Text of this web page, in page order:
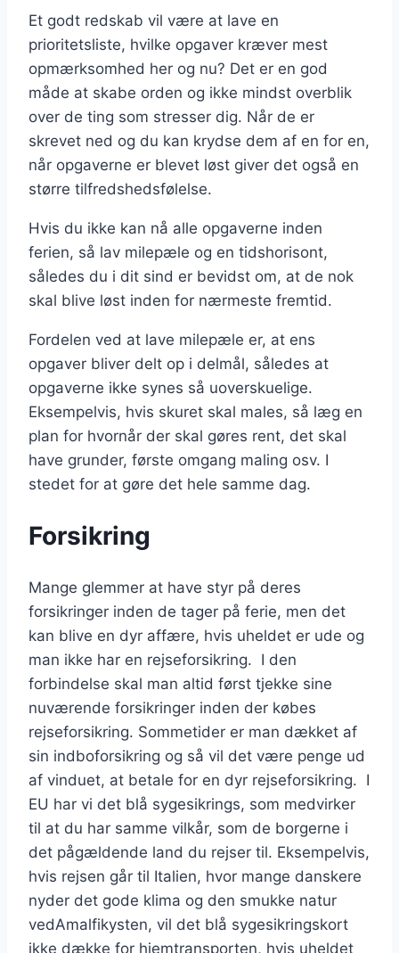
Et godt redskab vil være at lave en
prioritetsliste, hvilke opgaver kræver mest
opmærksomhed her og nu? Det er en god
måde at skabe orden og ikke mindst overblik
over de ting som stresser dig. Når de er
skrevet ned og du kan krydse dem af en for en,
når opgaverne er blevet løst giver det også en
større tilfredshedsfølelse.
Hvis du ikke kan nå alle opgaverne inden
ferien, så lav milepæle og en tidshorisont,
således du i dit sind er bevidst om, at de nok
skal blive løst inden for nærmeste fremtid.
Fordelen ved at lave milepæle er, at ens
opgaver bliver delt op i delmål, således at
opgaverne ikke synes så uoverskuelige.
Eksempelvis, hvis skuret skal males, så læg en
plan for hvornår der skal gøres rent, det skal
have grunder, første omgang maling osv. I
stedet for at gøre det hele samme dag.
Forsikring
Mange glemmer at have styr på deres
forsikringer inden de tager på ferie, men det
kan blive en dyr affære, hvis uheldet er ude og
man ikke har en rejseforsikring. I den
forbindelse skal man altid først tjekke sine
nuværende forsikringer inden der købes
rejseforsikring. Sommetider er man dækket af
sin indboforsikring og så vil det være penge ud
af vinduet, at betale for en dyr rejseforsikring. I
EU har vi det blå sygesikrings, som medvirker
til at du har samme vilkår, som de borgerne i
det pågældende land du rejser til. Eksempelvis,
hvis rejsen går til Italien, hvor mange danskere
nyder det gode klima og den smukke natur
vedAmalfikysten, vil det blå sygesikringskort
ikke dække for hjemtransporten, hvis uheldet